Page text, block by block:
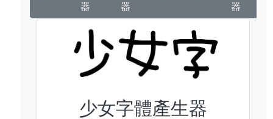
器
器
器
少女字體產生器